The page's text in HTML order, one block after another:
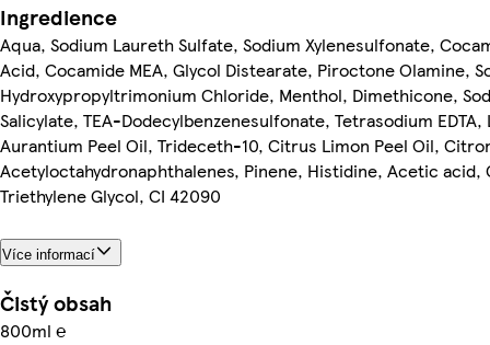
Ingredience
Aqua, Sodium Laureth Sulfate, Sodium Xylenesulfonate,
Acid, Cocamide MEA, Glycol Distearate, Piroctone Olamine,
Hydroxypropyltrimonium Chloride, Menthol, Dimethicone,
Salicylate, TEA-Dodecylbenzenesulfonate, Tetrasodium
Aurantium Peel Oil, Trideceth-10, Citrus Limon Peel Oil,
Acetyloctahydronaphthalenes, Pinene, Histidine, Acetic acid,
Triethylene Glycol, CI 42090
Více informací
Čistý obsah
800ml ℮